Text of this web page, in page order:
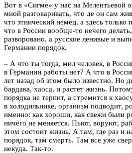
Вот в «Сигме» у нас на Мелентьевой
мной разговаривать, что де он сам
что этнический немец, а здесь только
что в России вообще-то нечего
разворовано, а русские ленивые и
Германии порядок.
– А что ты тогда, мил человек, в
в Германии работы нет? А что в
лет назад об этом было известно. Но
бардака, хаоса, и растет жизнь.
порядка не терпит, а стремится к
в холодильнике, организм подводит,
именно: как хороши, как свежи были
ничего не меняется. Пьют, воруют,
этом состоит жизнь. А там, где раз и
порядок, там смерть. Там все уже
некуда. Так-то.